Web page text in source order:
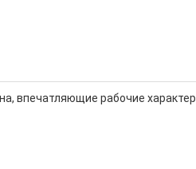
впечатляющие рабочие